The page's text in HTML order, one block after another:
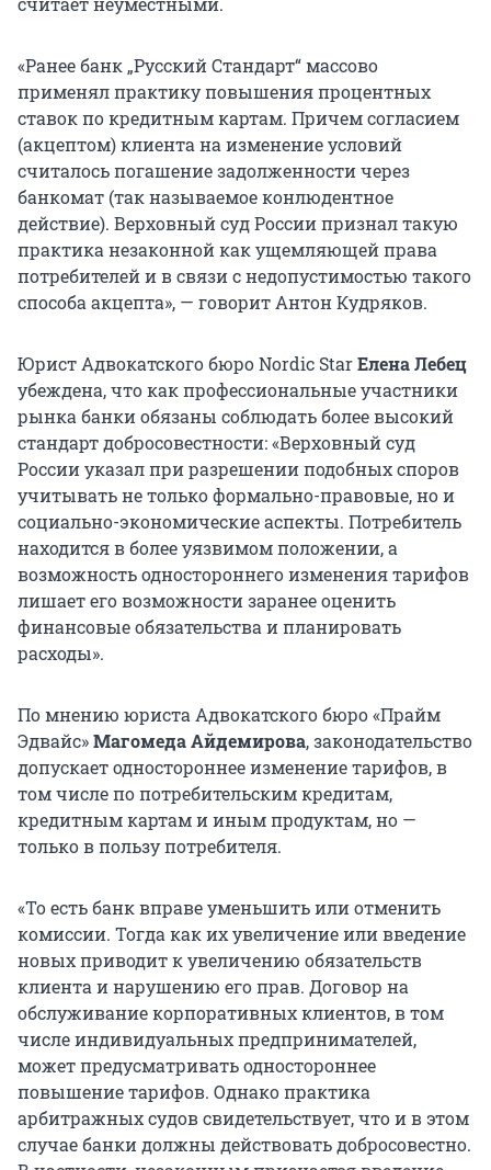
«Ранее банк „Русский Стандарт“ массово
применял практику повышения процентных
ставок по кредитным картам. Причем согласием
(акцептом) клиента на изменение условий
считалось погашение задолженности через
банкомат (так называемое конлюдентное
действие). Верховный суд России признал такую
практика незаконной как ущемляющей права
потребителей и в связи с недопустимостью такого
способа акцепта», — говорит Антон Кудряков.
Юрист Адвокатского бюро Nordic StarЕлена Лебец
убеждена, что как профессиональные участники
рынка банки обязаны соблюдать более высокий
стандарт добросовестности: «Верховный суд
России указал при разрешении подобных споров
учитывать не только формально-правовые, но и
социально-экономические аспекты. Потребитель
находится в более уязвимом положении, а
возможность одностороннего изменения тарифов
лишает его возможности заранее оценить
финансовые обязательства и планировать
расходы».
По мнению юриста Адвокатского бюро «Прайм
Эдвайс»Магомеда Айдемирова, законодательство
допускает одностороннее изменение тарифов, в
том числе по потребительским кредитам,
кредитным картам и иным продуктам, но —
только в пользу потребителя.
«То есть банк вправе уменьшить или отменить
комиссии. Тогда как их увеличение или введение
новых приводит к увеличению обязательств
клиента и нарушению его прав. Договор на
обслуживание корпоративных клиентов, в том
числе индивидуальных предпринимателей,
может предусматривать одностороннее
повышение тарифов. Однако практика
арбитражных судов свидетельствует, что и в этом
случае банки должны действовать добросовестно.